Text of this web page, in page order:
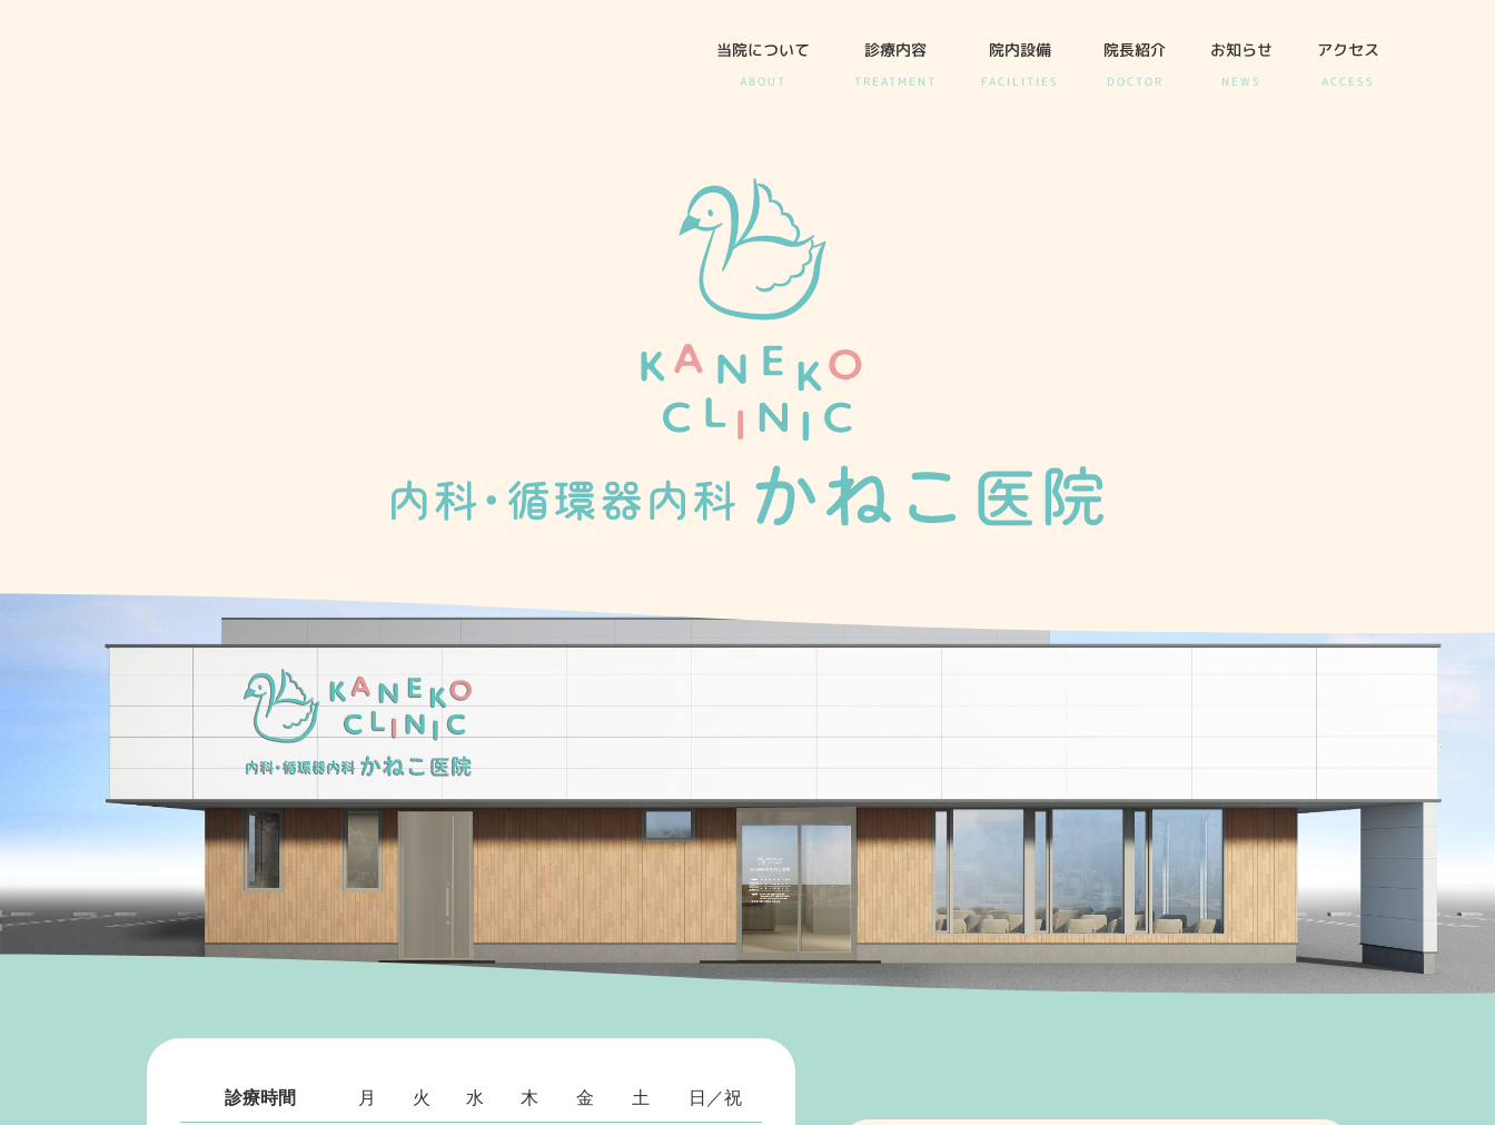
当院について
ABOUT
診療内容
TREATMENT
院内設備
FACILITIES
院長紹介
DOCTOR
お知らせ
NEWS
アクセス
ACCESS
診療時間 月 火 水 木 金 土 日／祝